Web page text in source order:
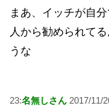
まあ、イッチが自
人から勧められて
うな
23:名無しさん 2017/11/